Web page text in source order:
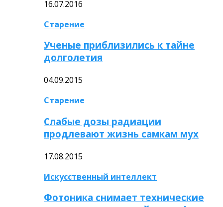
16.07.2016
Старение
Ученые приблизились к тайне
долголетия
04.09.2015
Старение
Слабые дозы радиации
продлевают жизнь самкам мух
17.08.2015
Искусственный интеллект
Фотоника снимает технические